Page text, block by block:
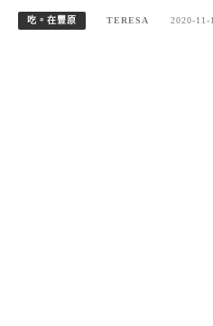
吃。在豐原 TERESA 2020-11-